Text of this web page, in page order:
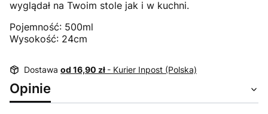
wyglądał na Twoim stole jak i w kuchni.
Pojemność: 500ml
Wysokość: 24cm
Dostawa od 16,90 zł - Kurier Inpost (Polska)
Opinie